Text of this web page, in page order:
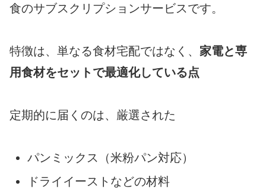
食のサブスクリプションサービスです。
特徴は、単なる食材宅配ではなく、 家電と専
用食材をセットで最適化している点
定期的に届くのは、厳選された
パンミックス（米粉パン対応）
ドライイーストなどの材料